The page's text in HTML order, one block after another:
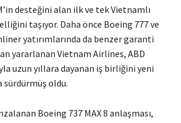
desteğini alan ilk ve tek Vietnamlı
taşıyor. Daha önce Boeing 777 ve
yatırımlarında da benzer garanti
yararlanan Vietnam Airlines, ABD
uzun yıllara dayanan iş birliğini yeni
sürdürmüş oldu.
Boeing 737 MAX 8 anlaşması,